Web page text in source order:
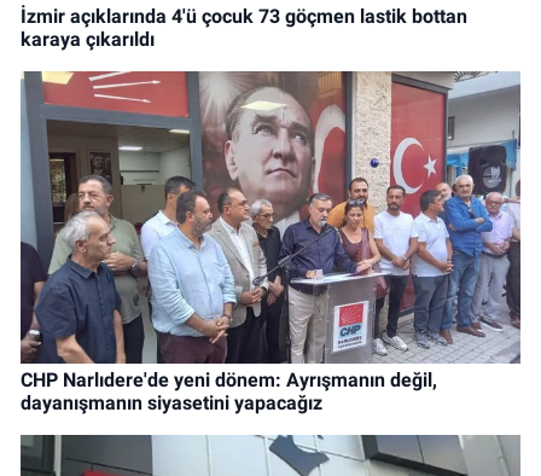
İzmir açıklarında 4'ü çocuk 73 göçmen lastik bottan
karaya çıkarıldı
CHP Narlıdere'de yeni dönem: Ayrışmanın değil,
dayanışmanın siyasetini yapacağız